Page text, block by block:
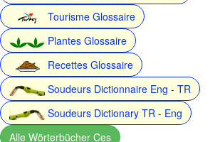
Tourisme Glossaire
Plantes Glossaire
Recettes Glossaire
Soudeurs Dictionnaire Eng - TR
Soudeurs Dictionary TR - Eng
Alle Wörterbücher Ces